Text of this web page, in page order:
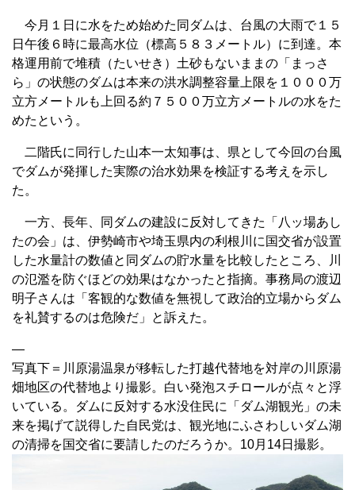
今月１日に水をため始めた同ダムは、台風の大雨で１５
日午後６時に最高水位（標高５８３メートル）に到達。本
格運用前で堆積（たいせき）土砂もないままの「まっさ
ら」の状態のダムは本来の洪水調整容量上限を１０００万
立方メートルも上回る約７５００万立方メートルの水をた
めたという。
二階氏に同行した山本一太知事は、県として今回の台風
でダムが発揮した実際の治水効果を検証する考えを示し
た。
一方、長年、同ダムの建設に反対してきた「八ッ場あし
たの会」は、伊勢崎市や埼玉県内の利根川に国交省が設置
した水量計の数値と同ダムの貯水量を比較したところ、川
の氾濫を防ぐほどの効果はなかったと指摘。事務局の渡辺
明子さんは「客観的な数値を無視して政治的立場からダム
を礼賛するのは危険だ」と訴えた。
—
写真下＝川原湯温泉が移転した打越代替地を対岸の川原湯
畑地区の代替地より撮影。白い発泡スチロールが点々と浮
いている。ダムに反対する水没住民に「ダム湖観光」の未
来を掲げて説得した自民党は、観光地にふさわしいダム湖
の清掃を国交省に要請したのだろうか。10月14日撮影。